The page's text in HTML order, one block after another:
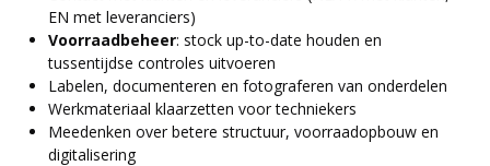
EN met leveranciers)
Voorraadbeheer: stock up-to-date houden en
tussentijdse controles uitvoeren
Labelen, documenteren en fotograferen van onderdelen
Werkmateriaal klaarzetten voor techniekers
Meedenken over betere structuur, voorraadopbouw en
digitalisering